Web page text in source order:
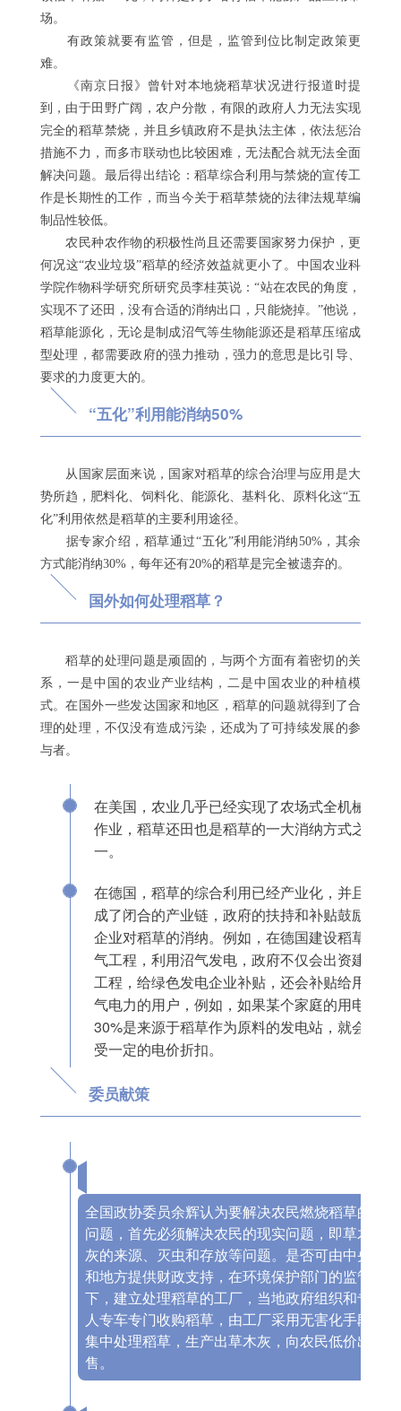
场。
有政策就要有监管，但是，监管到位比制定政策更
难。
《南京日报》曾针对本地烧稻草状况进行报道时提
到，由于田野广阔，农户分散，有限的政府人力无法实现
完全的稻草禁烧，并且乡镇政府不是执法主体，依法惩治
措施不力，而多市联动也比较困难，无法配合就无法全面
解决问题。最后得出结论：稻草综合利用与禁烧的宣传工
作是长期性的工作，而当今关于稻草禁烧的法律法规草编
制品性较低。
农民种农作物的积极性尚且还需要国家努力保护，更
何况这“农业垃圾”稻草的经济效益就更小了。中国农业科
学院作物科学研究所研究员李桂英说：“站在农民的角度，
实现不了还田，没有合适的消纳出口，只能烧掉。”他说，
稻草能源化，无论是制成沼气等生物能源还是稻草压缩成
型处理，都需要政府的强力推动，强力的意思是比引导、
要求的力度更大的。
“五化”利用能消纳50%
从国家层面来说，国家对稻草的综合治理与应用是大
势所趋，肥料化、饲料化、能源化、基料化、原料化这“五
化”利用依然是稻草的主要利用途径。
据专家介绍，稻草通过“五化”利用能消纳50%，其余
方式能消纳30%，每年还有20%的稻草是完全被遗弃的。
国外如何处理稻草？
稻草的处理问题是顽固的，与两个方面有着密切的关
系，一是中国的农业产业结构，二是中国农业的种植模
式。在国外一些发达国家和地区，稻草的问题就得到了合
理的处理，不仅没有造成污染，还成为了可持续发展的参
与者。
在美国，农业几乎已经实现了农场式全机械化
作业，稻草还田也是稻草的一大消纳方式之
一。
在德国，稻草的综合利用已经产业化，并且形
成了闭合的产业链，政府的扶持和补贴鼓励了
企业对稻草的消纳。例如，在德国建设稻草沼
气工程，利用沼气发电，政府不仅会出资建设
工程，给绿色发电企业补贴，还会补贴给用沼
气电力的用户，例如，如果某个家庭的用电有
30%是来源于稻草作为原料的发电站，就会享
受一定的电价折扣。
委员献策
全国政协委员余辉认为要解决农民燃烧稻草的
问题，首先必须解决农民的现实问题，即草木
灰的来源、灭虫和存放等问题。是否可由中央
和地方提供财政支持，在环境保护部门的监管
下，建立处理稻草的工厂，当地政府组织和专
人专车专门收购稻草，由工厂采用无害化手段
集中处理稻草，生产出草木灰，向农民低价出
售。